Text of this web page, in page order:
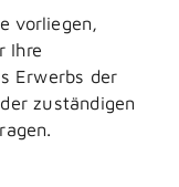
vorliegen,
Ihre
Erwerbs der
zuständigen